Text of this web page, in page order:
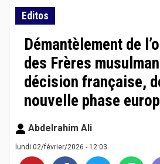
Editos
Démantèlement de
des Frères
décision française,
nouvelle phase
Abdelrahim Ali
lundi 02/février/2026 - 12:03